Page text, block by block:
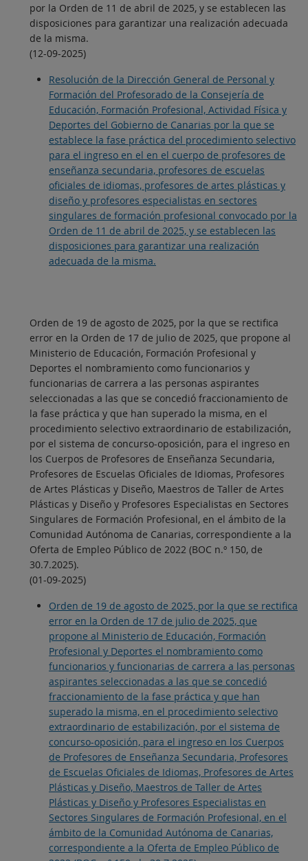
por la Orden de 11 de abril de 2025, y se establecen las
disposiciones para garantizar una realización adecuada
de la misma.
(12-09-2025)
Resolución de la Dirección General de Personal y
Formación del Profesorado de la Consejería de
Educación, Formación Profesional, Actividad Física y
Deportes del Gobierno de Canarias por la que se
establece la fase práctica del procedimiento selectivo
para el ingreso en el en el cuerpo de profesores de
enseñanza secundaria, profesores de escuelas
oficiales de idiomas, profesores de artes plásticas y
diseño y profesores especialistas en sectores
singulares de formación profesional convocado por la
Orden de 11 de abril de 2025, y se establecen las
disposiciones para garantizar una realización
adecuada de la misma.
Orden de 19 de agosto de 2025, por la que se rectifica
error en la Orden de 17 de julio de 2025, que propone al
Ministerio de Educación, Formación Profesional y
Deportes el nombramiento como funcionarios y
funcionarias de carrera a las personas aspirantes
seleccionadas a las que se concedió fraccionamiento de
la fase práctica y que han superado la misma, en el
procedimiento selectivo extraordinario de estabilización,
por el sistema de concurso-oposición, para el ingreso en
los Cuerpos de Profesores de Enseñanza Secundaria,
Profesores de Escuelas Oficiales de Idiomas, Profesores
de Artes Plásticas y Diseño, Maestros de Taller de Artes
Plásticas y Diseño y Profesores Especialistas en Sectores
Singulares de Formación Profesional, en el ámbito de la
Comunidad Autónoma de Canarias, correspondiente a la
Oferta de Empleo Público de 2022 (BOC n.º 150, de
30.7.2025).
(01-09-2025)
Orden de 19 de agosto de 2025, por la que se rectifica
error en la Orden de 17 de julio de 2025, que
propone al Ministerio de Educación, Formación
Profesional y Deportes el nombramiento como
funcionarios y funcionarias de carrera a las personas
aspirantes seleccionadas a las que se concedió
fraccionamiento de la fase práctica y que han
superado la misma, en el procedimiento selectivo
extraordinario de estabilización, por el sistema de
concurso-oposición, para el ingreso en los Cuerpos
de Profesores de Enseñanza Secundaria, Profesores
de Escuelas Oficiales de Idiomas, Profesores de Artes
Plásticas y Diseño, Maestros de Taller de Artes
Plásticas y Diseño y Profesores Especialistas en
Sectores Singulares de Formación Profesional, en el
ámbito de la Comunidad Autónoma de Canarias,
correspondiente a la Oferta de Empleo Público de